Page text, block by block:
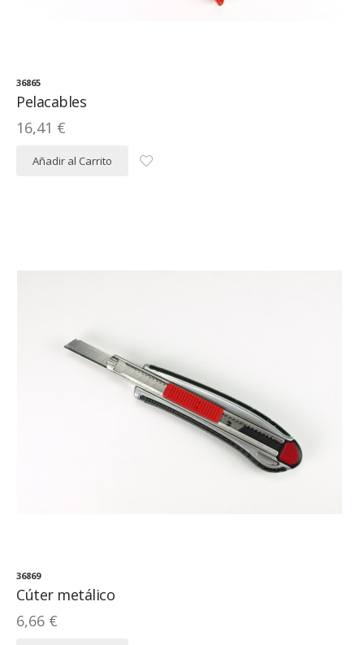
36865
Pelacables
16,41 €
Añadir al Carrito
36869
Cúter metálico
6,66 €